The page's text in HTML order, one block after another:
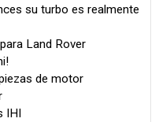
su turbo es realmente
Land Rover
de motor
IHI